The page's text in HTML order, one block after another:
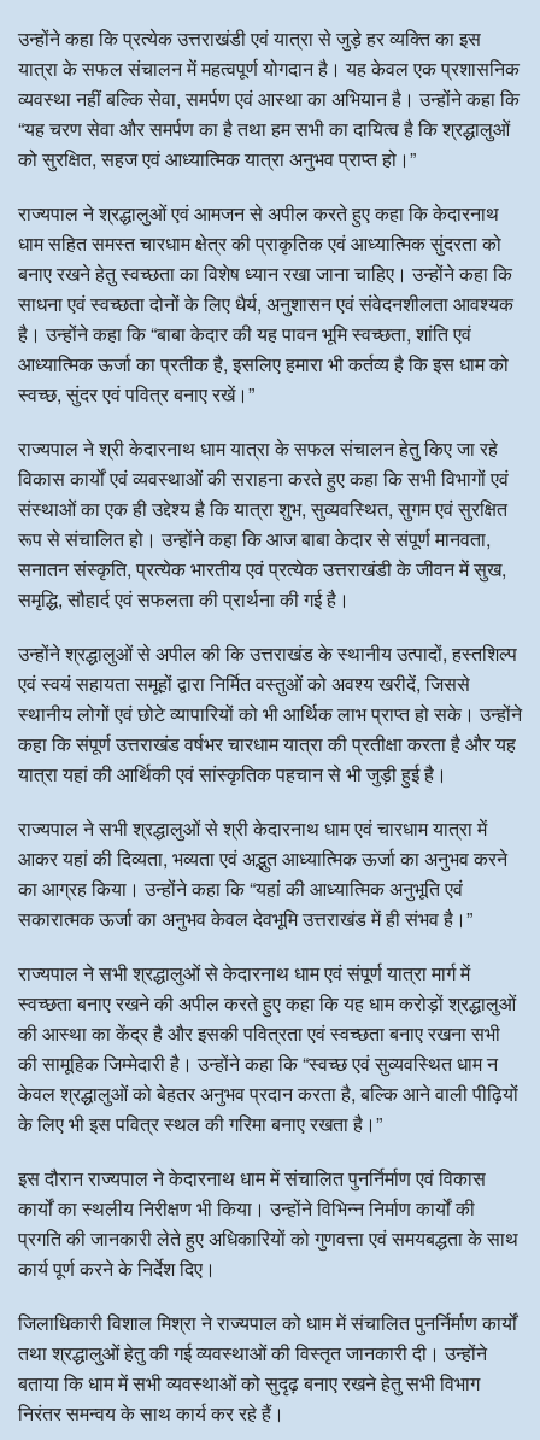
उन्होंने कहा कि प्रत्येक उत्तराखंडी एवं यात्रा से जुड़े हर व्यक्ति का इस
यात्रा के सफल संचालन में महत्वपूर्ण योगदान है। यह केवल एक प्रशासनिक
व्यवस्था नहीं बल्कि सेवा, समर्पण एवं आस्था का अभियान है। उन्होंने कहा कि
“यह चरण सेवा और समर्पण का है तथा हम सभी का दायित्व है कि श्रद्धालुओं
को सुरक्षित, सहज एवं आध्यात्मिक यात्रा अनुभव प्राप्त हो।”
राज्यपाल ने श्रद्धालुओं एवं आमजन से अपील करते हुए कहा कि केदारनाथ
धाम सहित समस्त चारधाम क्षेत्र की प्राकृतिक एवं आध्यात्मिक सुंदरता को
बनाए रखने हेतु स्वच्छता का विशेष ध्यान रखा जाना चाहिए। उन्होंने कहा कि
साधना एवं स्वच्छता दोनों के लिए धैर्य, अनुशासन एवं संवेदनशीलता आवश्यक
है। उन्होंने कहा कि “बाबा केदार की यह पावन भूमि स्वच्छता, शांति एवं
आध्यात्मिक ऊर्जा का प्रतीक है, इसलिए हमारा भी कर्तव्य है कि इस धाम को
स्वच्छ, सुंदर एवं पवित्र बनाए रखें।”
राज्यपाल ने श्री केदारनाथ धाम यात्रा के सफल संचालन हेतु किए जा रहे
विकास कार्यों एवं व्यवस्थाओं की सराहना करते हुए कहा कि सभी विभागों एवं
संस्थाओं का एक ही उद्देश्य है कि यात्रा शुभ, सुव्यवस्थित, सुगम एवं सुरक्षित
रूप से संचालित हो। उन्होंने कहा कि आज बाबा केदार से संपूर्ण मानवता,
सनातन संस्कृति, प्रत्येक भारतीय एवं प्रत्येक उत्तराखंडी के जीवन में सुख,
समृद्धि, सौहार्द एवं सफलता की प्रार्थना की गई है।
उन्होंने श्रद्धालुओं से अपील की कि उत्तराखंड के स्थानीय उत्पादों, हस्तशिल्प
एवं स्वयं सहायता समूहों द्वारा निर्मित वस्तुओं को अवश्य खरीदें, जिससे
स्थानीय लोगों एवं छोटे व्यापारियों को भी आर्थिक लाभ प्राप्त हो सके। उन्होंने
कहा कि संपूर्ण उत्तराखंड वर्षभर चारधाम यात्रा की प्रतीक्षा करता है और यह
यात्रा यहां की आर्थिकी एवं सांस्कृतिक पहचान से भी जुड़ी हुई है।
राज्यपाल ने सभी श्रद्धालुओं से श्री केदारनाथ धाम एवं चारधाम यात्रा में
आकर यहां की दिव्यता, भव्यता एवं अद्भुत आध्यात्मिक ऊर्जा का अनुभव करने
का आग्रह किया। उन्होंने कहा कि “यहां की आध्यात्मिक अनुभूति एवं
सकारात्मक ऊर्जा का अनुभव केवल देवभूमि उत्तराखंड में ही संभव है।”
राज्यपाल ने सभी श्रद्धालुओं से केदारनाथ धाम एवं संपूर्ण यात्रा मार्ग में
स्वच्छता बनाए रखने की अपील करते हुए कहा कि यह धाम करोड़ों श्रद्धालुओं
की आस्था का केंद्र है और इसकी पवित्रता एवं स्वच्छता बनाए रखना सभी
की सामूहिक जिम्मेदारी है। उन्होंने कहा कि “स्वच्छ एवं सुव्यवस्थित धाम न
केवल श्रद्धालुओं को बेहतर अनुभव प्रदान करता है, बल्कि आने वाली पीढ़ियों
के लिए भी इस पवित्र स्थल की गरिमा बनाए रखता है।”
इस दौरान राज्यपाल ने केदारनाथ धाम में संचालित पुनर्निर्माण एवं विकास
कार्यों का स्थलीय निरीक्षण भी किया। उन्होंने विभिन्न निर्माण कार्यों की
प्रगति की जानकारी लेते हुए अधिकारियों को गुणवत्ता एवं समयबद्धता के साथ
कार्य पूर्ण करने के निर्देश दिए।
जिलाधिकारी विशाल मिश्रा ने राज्यपाल को धाम में संचालित पुनर्निर्माण कार्यों
तथा श्रद्धालुओं हेतु की गई व्यवस्थाओं की विस्तृत जानकारी दी। उन्होंने
बताया कि धाम में सभी व्यवस्थाओं को सुदृढ़ बनाए रखने हेतु सभी विभाग
निरंतर समन्वय के साथ कार्य कर रहे हैं।